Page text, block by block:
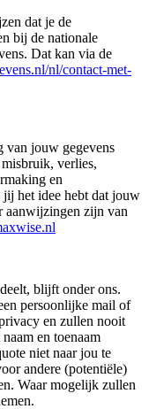
dat je de
bij de nationale
Dat kan via de
nl/contact-met-
van jouw gegevens
misbruik, verlies,
en
het idee hebt dat jouw
aanwijzingen zijn van
blijft onder ons.
persoonlijke mail of
en zullen nooit
en toenaam
niet naar jou te
andere (potentiële)
Waar mogelijk zullen